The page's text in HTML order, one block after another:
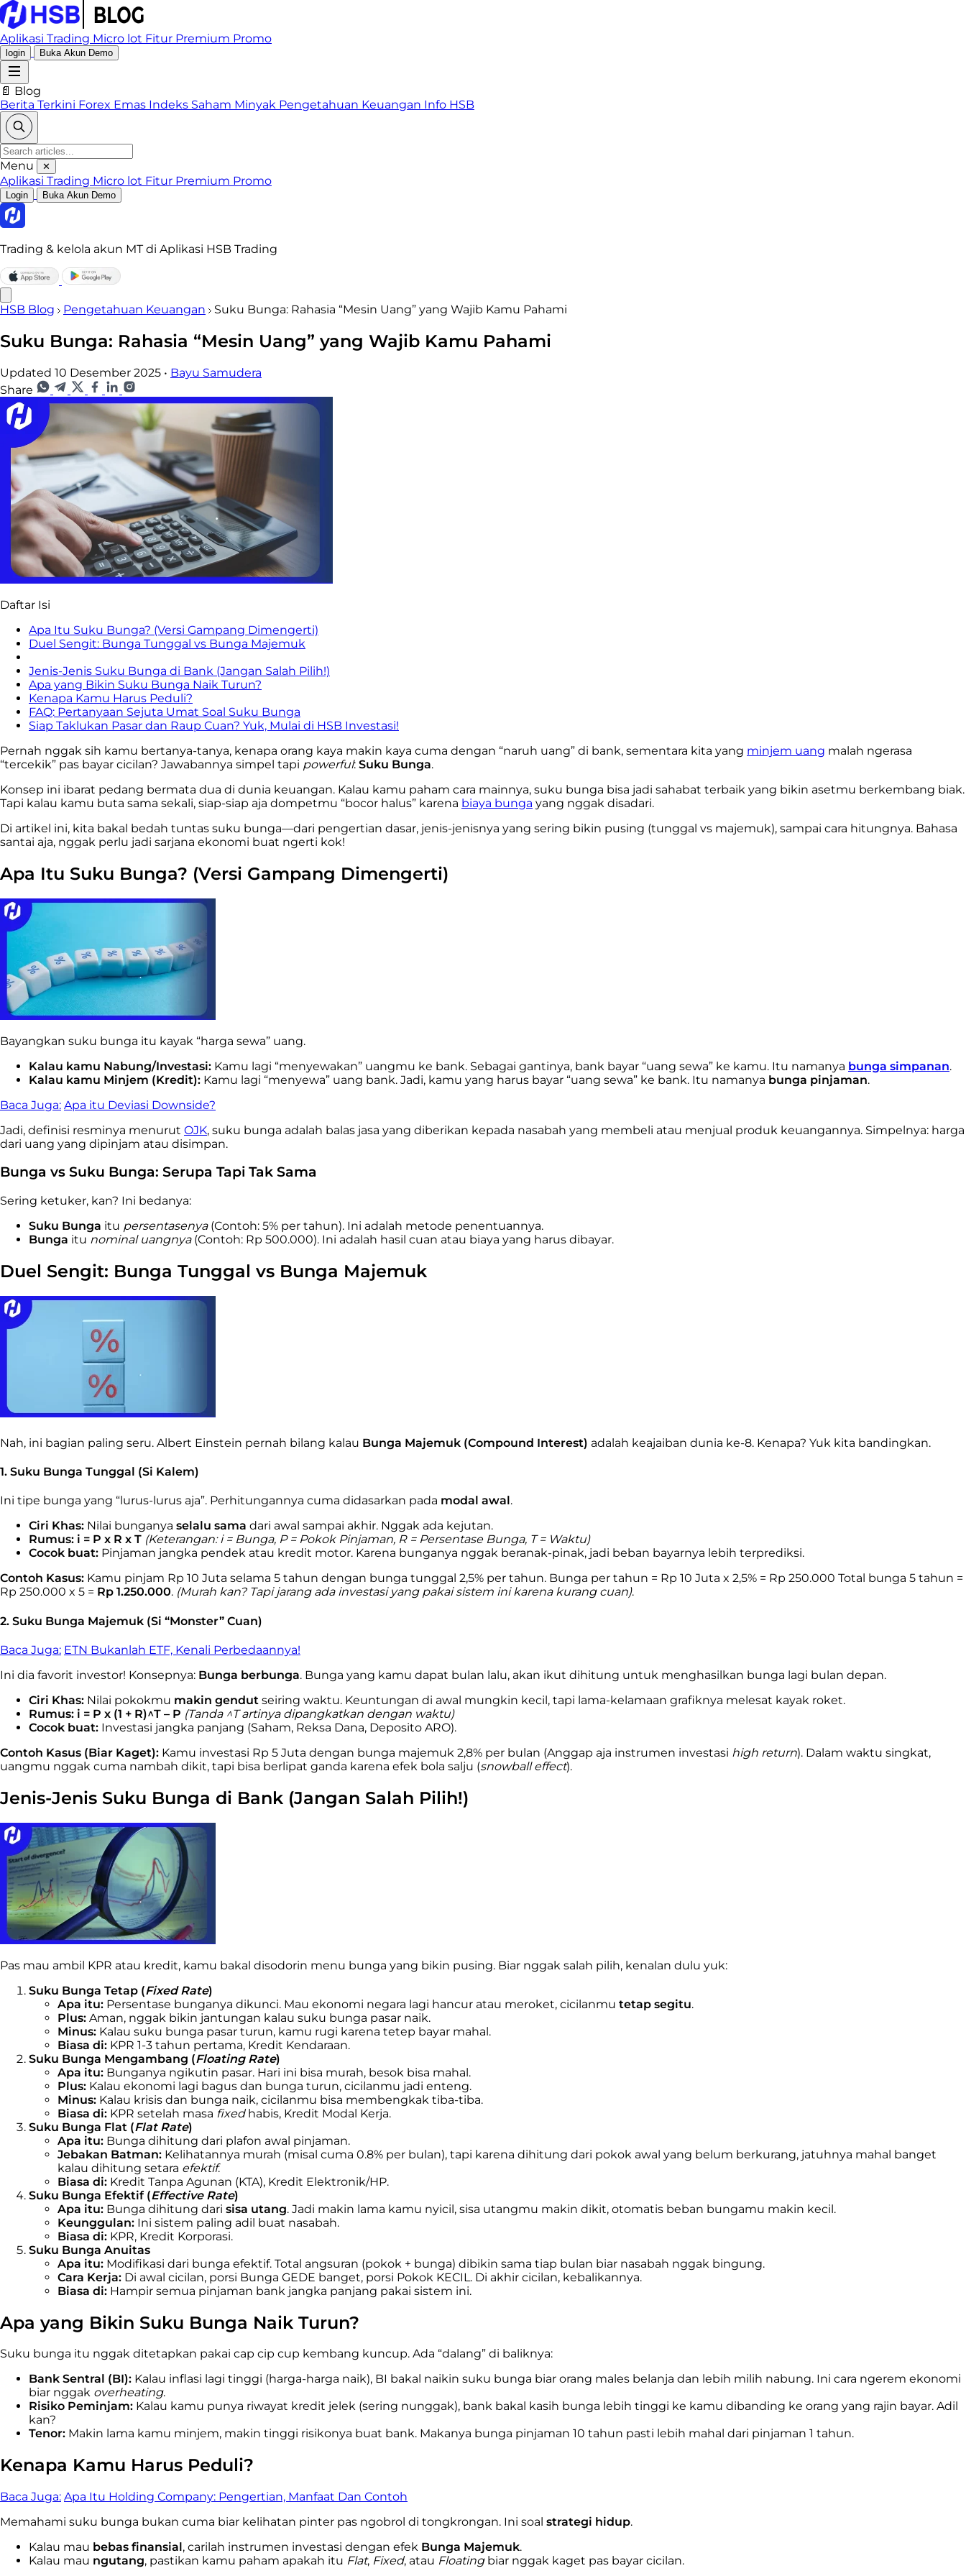
Aplikasi Trading Micro lot Fitur Premium Promo
login Buka Akun Demo
📄 Blog
Berita Terkini Forex Emas Indeks Saham Minyak Pengetahuan Keuangan Info HSB
Menu ✕
Aplikasi Trading Micro lot Fitur Premium Promo
Login Buka Akun Demo
Trading & kelola akun MT di Aplikasi HSB Trading
HSB Blog Pengetahuan Keuangan Suku Bunga: Rahasia “Mesin Uang” yang Wajib Kamu Pahami
Suku Bunga: Rahasia “Mesin Uang” yang Wajib Kamu Pahami
Updated 10 Desember 2025 • Bayu Samudera
Share
Daftar Isi
Apa Itu Suku Bunga? (Versi Gampang Dimengerti)
Duel Sengit: Bunga Tunggal vs Bunga Majemuk
Jenis-Jenis Suku Bunga di Bank (Jangan Salah Pilih!)
Apa yang Bikin Suku Bunga Naik Turun?
Kenapa Kamu Harus Peduli?
FAQ: Pertanyaan Sejuta Umat Soal Suku Bunga
Siap Taklukan Pasar dan Raup Cuan? Yuk, Mulai di HSB Investasi!
Pernah nggak sih kamu bertanya-tanya, kenapa orang kaya makin kaya cuma dengan “naruh uang” di bank, sementara kita yang minjem uang malah ngerasa
“tercekik” pas bayar cicilan? Jawabannya simpel tapi powerful: Suku Bunga.
Konsep ini ibarat pedang bermata dua di dunia keuangan. Kalau kamu paham cara mainnya, suku bunga bisa jadi sahabat terbaik yang bikin asetmu berkembang biak.
Tapi kalau kamu buta sama sekali, siap-siap aja dompetmu “bocor halus” karena biaya bunga yang nggak disadari.
Di artikel ini, kita bakal bedah tuntas suku bunga—dari pengertian dasar, jenis-jenisnya yang sering bikin pusing (tunggal vs majemuk), sampai cara hitungnya. Bahasa
santai aja, nggak perlu jadi sarjana ekonomi buat ngerti kok!
Apa Itu Suku Bunga? (Versi Gampang Dimengerti)
Bayangkan suku bunga itu kayak “harga sewa” uang.
Kalau kamu Nabung/Investasi: Kamu lagi “menyewakan” uangmu ke bank. Sebagai gantinya, bank bayar “uang sewa” ke kamu. Itu namanya bunga simpanan.
Kalau kamu Minjem (Kredit): Kamu lagi “menyewa” uang bank. Jadi, kamu yang harus bayar “uang sewa” ke bank. Itu namanya bunga pinjaman.
Baca Juga: Apa itu Deviasi Downside?
Jadi, definisi resminya menurut OJK, suku bunga adalah balas jasa yang diberikan kepada nasabah yang membeli atau menjual produk keuangannya. Simpelnya: harga
dari uang yang dipinjam atau disimpan.
Bunga vs Suku Bunga: Serupa Tapi Tak Sama
Sering ketuker, kan? Ini bedanya:
Suku Bunga itu persentasenya(Contoh: 5% per tahun). Ini adalah metode penentuannya.
Bunga itu nominal uangnya(Contoh: Rp 500.000). Ini adalah hasil cuan atau biaya yang harus dibayar.
Duel Sengit: Bunga Tunggal vs Bunga Majemuk
Nah, ini bagian paling seru. Albert Einstein pernah bilang kalau Bunga Majemuk (Compound Interest) adalah keajaiban dunia ke-8. Kenapa? Yuk kita bandingkan.
1. Suku Bunga Tunggal (Si Kalem)
Ini tipe bunga yang “lurus-lurus aja”. Perhitungannya cuma didasarkan pada modal awal.
Ciri Khas: Nilai bunganya selalu sama dari awal sampai akhir. Nggak ada kejutan.
Rumus: i = P x R x T (Keterangan: i = Bunga, P = Pokok Pinjaman, R = Persentase Bunga, T = Waktu)
Cocok buat: Pinjaman jangka pendek atau kredit motor. Karena bunganya nggak beranak-pinak, jadi beban bayarnya lebih terprediksi.
Contoh Kasus: Kamu pinjam Rp 10 Juta selama 5 tahun dengan bunga tunggal 2,5% per tahun. Bunga per tahun = Rp 10 Juta x 2,5% = Rp 250.000 Total bunga 5 tahun =
Rp 250.000 x 5 = Rp 1.250.000. (Murah kan? Tapi jarang ada investasi yang pakai sistem ini karena kurang cuan).
2. Suku Bunga Majemuk (Si “Monster” Cuan)
Baca Juga: ETN Bukanlah ETF, Kenali Perbedaannya!
Ini dia favorit investor! Konsepnya: Bunga berbunga. Bunga yang kamu dapat bulan lalu, akan ikut dihitung untuk menghasilkan bunga lagi bulan depan.
Ciri Khas: Nilai pokokmu makin gendut seiring waktu. Keuntungan di awal mungkin kecil, tapi lama-kelamaan grafiknya melesat kayak roket.
Rumus: i = P x (1 + R)^T – P (Tanda ^T artinya dipangkatkan dengan waktu)
Cocok buat: Investasi jangka panjang (Saham, Reksa Dana, Deposito ARO).
Contoh Kasus (Biar Kaget): Kamu investasi Rp 5 Juta dengan bunga majemuk 2,8% per bulan (Anggap aja instrumen investasi high return). Dalam waktu singkat,
uangmu nggak cuma nambah dikit, tapi bisa berlipat ganda karena efek bola salju (snowball effect).
Jenis-Jenis Suku Bunga di Bank (Jangan Salah Pilih!)
Pas mau ambil KPR atau kredit, kamu bakal disodorin menu bunga yang bikin pusing. Biar nggak salah pilih, kenalan dulu yuk:
Suku Bunga Tetap (Fixed Rate)
Apa itu: Persentase bunganya dikunci. Mau ekonomi negara lagi hancur atau meroket, cicilanmu tetap segitu.
Plus: Aman, nggak bikin jantungan kalau suku bunga pasar naik.
Minus: Kalau suku bunga pasar turun, kamu rugi karena tetep bayar mahal.
Biasa di: KPR 1-3 tahun pertama, Kredit Kendaraan.
Suku Bunga Mengambang (Floating Rate)
Apa itu: Bunganya ngikutin pasar. Hari ini bisa murah, besok bisa mahal.
Plus: Kalau ekonomi lagi bagus dan bunga turun, cicilanmu jadi enteng.
Minus: Kalau krisis dan bunga naik, cicilanmu bisa membengkak tiba-tiba.
Biasa di: KPR setelah masa fixedhabis, Kredit Modal Kerja.
Suku Bunga Flat (Flat Rate)
Apa itu: Bunga dihitung dari plafon awal pinjaman.
Jebakan Batman: Kelihatannya murah (misal cuma 0.8% per bulan), tapi karena dihitung dari pokok awal yang belum berkurang, jatuhnya mahal banget
kalau dihitung setara efektif.
Biasa di: Kredit Tanpa Agunan (KTA), Kredit Elektronik/HP.
Suku Bunga Efektif (Effective Rate)
Apa itu: Bunga dihitung dari sisa utang. Jadi makin lama kamu nyicil, sisa utangmu makin dikit, otomatis beban bungamu makin kecil.
Keunggulan: Ini sistem paling adil buat nasabah.
Biasa di: KPR, Kredit Korporasi.
Suku Bunga Anuitas
Apa itu: Modifikasi dari bunga efektif. Total angsuran (pokok + bunga) dibikin sama tiap bulan biar nasabah nggak bingung.
Cara Kerja: Di awal cicilan, porsi Bunga GEDE banget, porsi Pokok KECIL. Di akhir cicilan, kebalikannya.
Biasa di: Hampir semua pinjaman bank jangka panjang pakai sistem ini.
Apa yang Bikin Suku Bunga Naik Turun?
Suku bunga itu nggak ditetapkan pakai cap cip cup kembang kuncup. Ada “dalang” di baliknya:
Bank Sentral (BI): Kalau inflasi lagi tinggi (harga-harga naik), BI bakal naikin suku bunga biar orang males belanja dan lebih milih nabung. Ini cara ngerem ekonomi
biar nggak overheating.
Risiko Peminjam: Kalau kamu punya riwayat kredit jelek (sering nunggak), bank bakal kasih bunga lebih tinggi ke kamu dibanding ke orang yang rajin bayar. Adil
kan?
Tenor: Makin lama kamu minjem, makin tinggi risikonya buat bank. Makanya bunga pinjaman 10 tahun pasti lebih mahal dari pinjaman 1 tahun.
Kenapa Kamu Harus Peduli?
Baca Juga: Apa Itu Holding Company: Pengertian, Manfaat Dan Contoh
Memahami suku bunga bukan cuma biar kelihatan pinter pas ngobrol di tongkrongan. Ini soal strategi hidup.
Kalau mau bebas finansial, carilah instrumen investasi dengan efek Bunga Majemuk.
Kalau mau ngutang, pastikan kamu paham apakah itu Flat, Fixed, atau Floatingbiar nggak kaget pas bayar cicilan.